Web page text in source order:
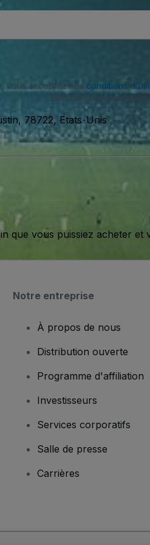
vous acceptez nos conditions
SMS de notre part et
78722, Etats-Unis
que vous puissiez acheter et
Notre entreprise
À propos de nous
Distribution ouverte
Programme d'affiliation
Investisseurs
Services corporatifs
Salle de presse
Carrières